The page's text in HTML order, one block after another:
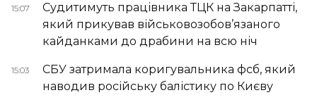
15:07
Судитимуть працівника ТЦК на Закарпатті,
який прикував військовозобов’язаного
кайданками до драбини на всю ніч
15:03
СБУ затримала коригувальника фсб, який
наводив російську балістику по Києву